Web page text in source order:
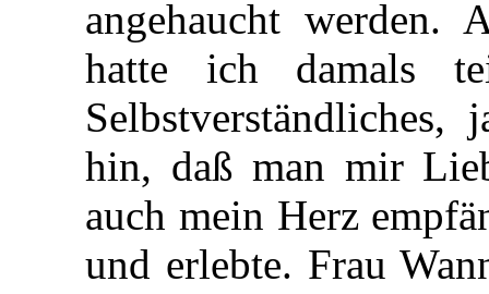
angehaucht werden.
hatte ich damals
hin, daß man mir
auch mein Herz
und erlebte. Frau